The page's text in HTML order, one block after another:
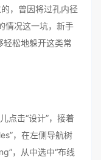
，曾因将过孔内径
情况这一坑，新手
轻松地躲开这类常
点击“设计”，接着
，在左侧导航树
，从中选中“布线